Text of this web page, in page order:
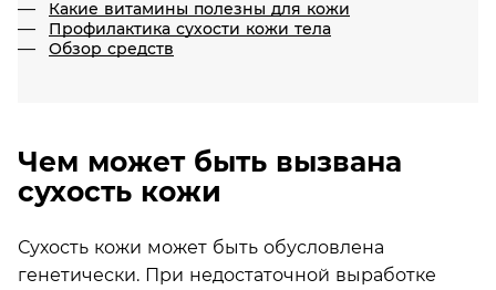
Какие витамины полезны для кожи
Профилактика сухости кожи тела
Обзор средств
Чем может быть вызвана
сухость кожи
Сухость кожи может быть обусловлена
генетически. При недостаточной выработке